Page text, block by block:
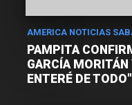
AMERICA NOTICIAS
PAMPITA
GARCÍA
ENTERÉ DE TODO"